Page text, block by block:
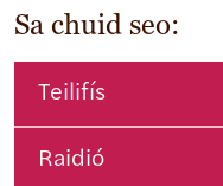
Sa chuid seo:
Teilifís
Raidió